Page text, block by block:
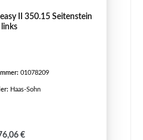
II 350.15 Seitenstein
links
01078209
Haas-Sohn
Preis:
€